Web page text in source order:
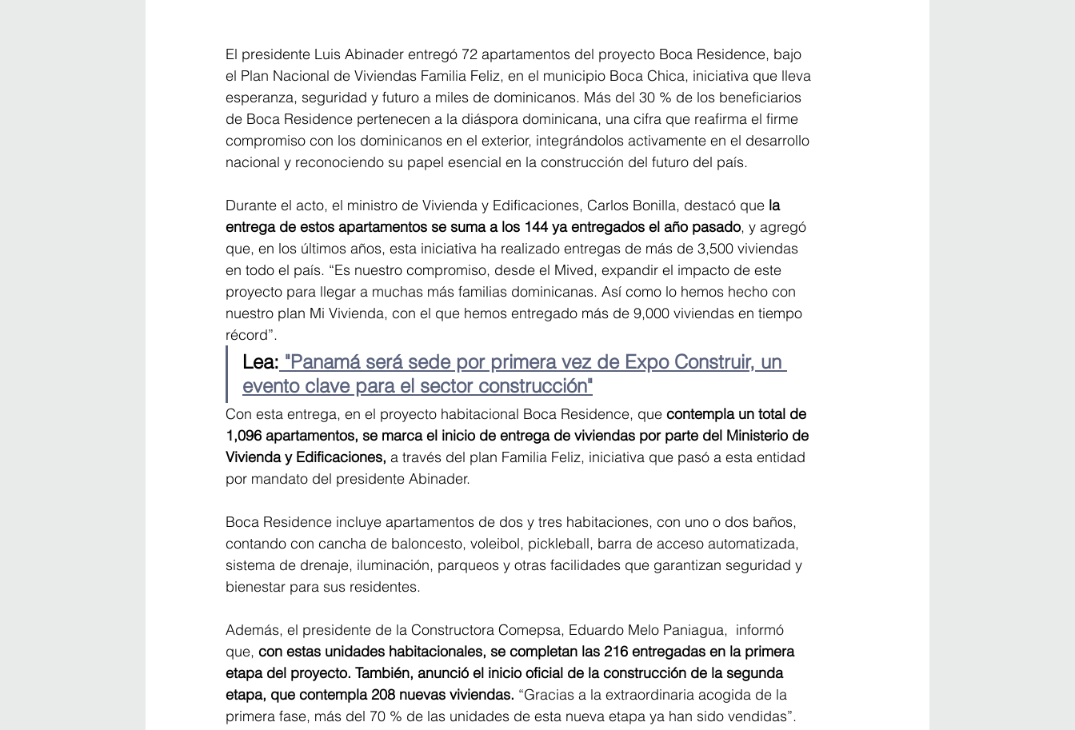
El presidente Luis Abinader entregó 72 apartamentos del proyecto Boca Residence, bajo
el Plan Nacional de Viviendas Familia Feliz, en el municipio Boca Chica, iniciativa que lleva
esperanza, seguridad y futuro a miles de dominicanos. Más del 30 % de los beneficiarios
de Boca Residence pertenecen a la diáspora dominicana, una cifra que reafirma el firme
compromiso con los dominicanos en el exterior, integrándolos activamente en el desarrollo
nacional y reconociendo su papel esencial en la construcción del futuro del país.
Durante el acto, el ministro de Vivienda y Edificaciones, Carlos Bonilla, destacó que la
entrega de estos apartamentos se suma a los 144 ya entregados el año pasado, y agregó
que, en los últimos años, esta iniciativa ha realizado entregas de más de 3,500 viviendas
en todo el país. “Es nuestro compromiso, desde el Mived, expandir el impacto de este
proyecto para llegar a muchas más familias dominicanas. Así como lo hemos hecho con
nuestro plan Mi Vivienda, con el que hemos entregado más de 9,000 viviendas en tiempo
récord”.
Lea: "Panamá será sede por primera vez de Expo Construir, un
evento clave para el sector construcción"
Con esta entrega, en el proyecto habitacional Boca Residence, que contempla un total de
1,096 apartamentos, se marca el inicio de entrega de viviendas por parte del Ministerio de
Vivienda y Edificaciones, a través del plan Familia Feliz, iniciativa que pasó a esta entidad
por mandato del presidente Abinader.
Boca Residence incluye apartamentos de dos y tres habitaciones, con uno o dos baños,
contando con cancha de baloncesto, voleibol, pickleball, barra de acceso automatizada,
sistema de drenaje, iluminación, parqueos y otras facilidades que garantizan seguridad y
bienestar para sus residentes.
Además, el presidente de la Constructora Comepsa, Eduardo Melo Paniagua,  informó
que, con estas unidades habitacionales, se completan las 216 entregadas en la primera
etapa del proyecto. También, anunció el inicio oficial de la construcción de la segunda
etapa, que contempla 208 nuevas viviendas. “Gracias a la extraordinaria acogida de la
primera fase, más del 70 % de las unidades de esta nueva etapa ya han sido vendidas”.